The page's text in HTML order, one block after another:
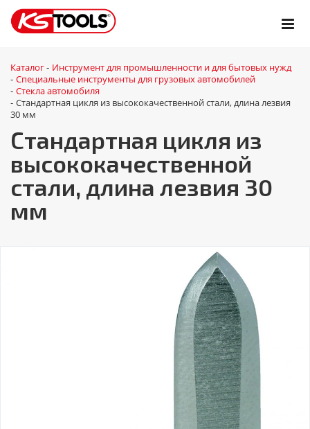
Каталог - Инструмент для промышленности и для бытовых нужд
- Специальные инструменты для грузовых автомобилей
- Стекла автомобиля
- Стандартная цикля из высококачественной стали, длина лезвия
30 мм
Стандартная цикля из
высококачественной
стали, длина лезвия 30
мм